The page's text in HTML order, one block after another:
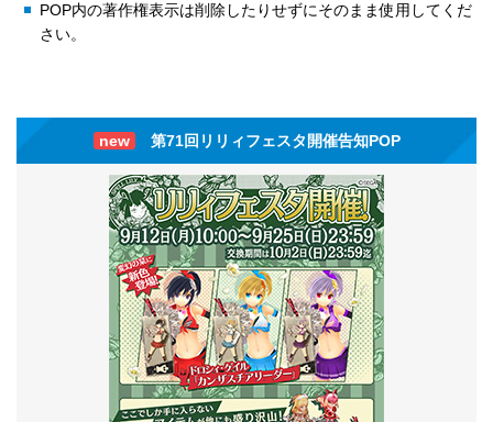
POP内の著作権表示は削除したりせずにそのまま使用してくだ
さい。
new 第71回リリィフェスタ開催告知POP